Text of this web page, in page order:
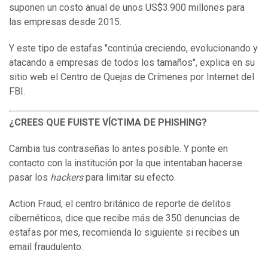
suponen un costo anual de unos US$3.900 millones para
las empresas desde 2015.
Y este tipo de estafas "continúa creciendo, evolucionando y
atacando a empresas de todos los tamaños", explica en su
sitio web el Centro de Quejas de Crímenes por Internet del
FBI.
¿CREES QUE FUISTE VÍCTIMA DE PHISHING?
Cambia tus contraseñas lo antes posible. Y ponte en
contacto con la institución por la que intentaban hacerse
pasar los hackerspara limitar su efecto.
Action Fraud, el centro británico de reporte de delitos
cibernéticos, dice que recibe más de 350 denuncias de
estafas por mes, recomienda lo siguiente si recibes un
email fraudulento: